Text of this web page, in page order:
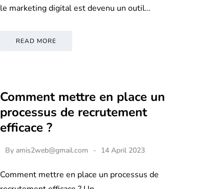
le marketing digital est devenu un outil…
READ MORE
Comment mettre en place un
processus de recrutement
efficace ?
By amis2web@gmail.com 14 April 2023
Comment mettre en place un processus de